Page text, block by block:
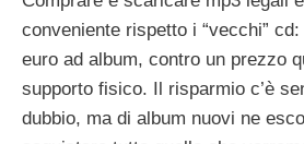
conveniente rispetto i “vecchi”
euro ad album, contro un prezzo
supporto fisico. Il risparmio c’è
dubbio, ma di album nuovi ne